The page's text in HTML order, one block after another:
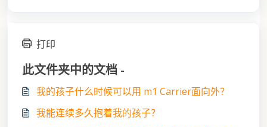
打印
此文件夹中的文档 -
我的孩子什么时候可以用 m1 Carrier面向外？
我能连续多久抱着我的孩子？